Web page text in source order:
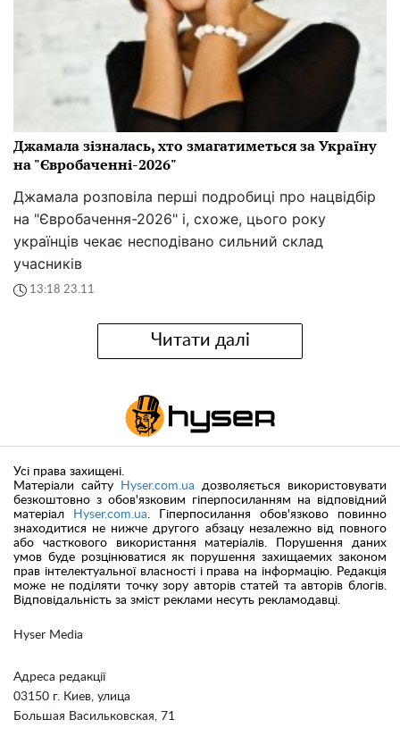
Джамала зізналась, хто змагатиметься за Україну
на "Євробаченні-2026"
Джамала розповіла перші подробиці про нацвідбір
на "Євробачення-2026" і, схоже, цього року
українців чекає несподівано сильний склад
учасників
13:18 23.11
Читати далі
Hyser Media
Адреса редакції
03150 г. Киев, улица
Большая Васильковская, 71
Усі права захищені.
Матеріали сайту
Hyser.com.ua дозволяється використовувати
безкоштовно з обов'язковим гіперпосиланням на відповідний
матеріал
Hyser.com.ua. Гіперпосилання обов'язково повинно
знаходитися не нижче другого абзацу незалежно від повного
або часткового використання матеріалів. Порушення даних
умов буде розцінюватися як порушення захищаемих законом
прав інтелектуальної власності і права на інформацію. Редакція
може не поділяти точку зору авторів статей та авторів блогів.
Відповідальність за зміст реклами несуть рекламодавці.